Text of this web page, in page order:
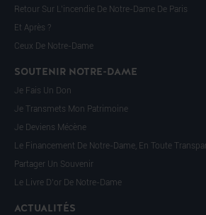
Retour Sur L’incendie De Notre-Dame De Paris
Et Après ?
Ceux De Notre-Dame
SOUTENIR NOTRE-DAME
Je Fais Un Don
Je Transmets Mon Patrimoine
Je Deviens Mécène
Le Financement De Notre-Dame, En Toute
Partager Un Souvenir
Le Livre D’or De Notre-Dame
ACTUALITÉS